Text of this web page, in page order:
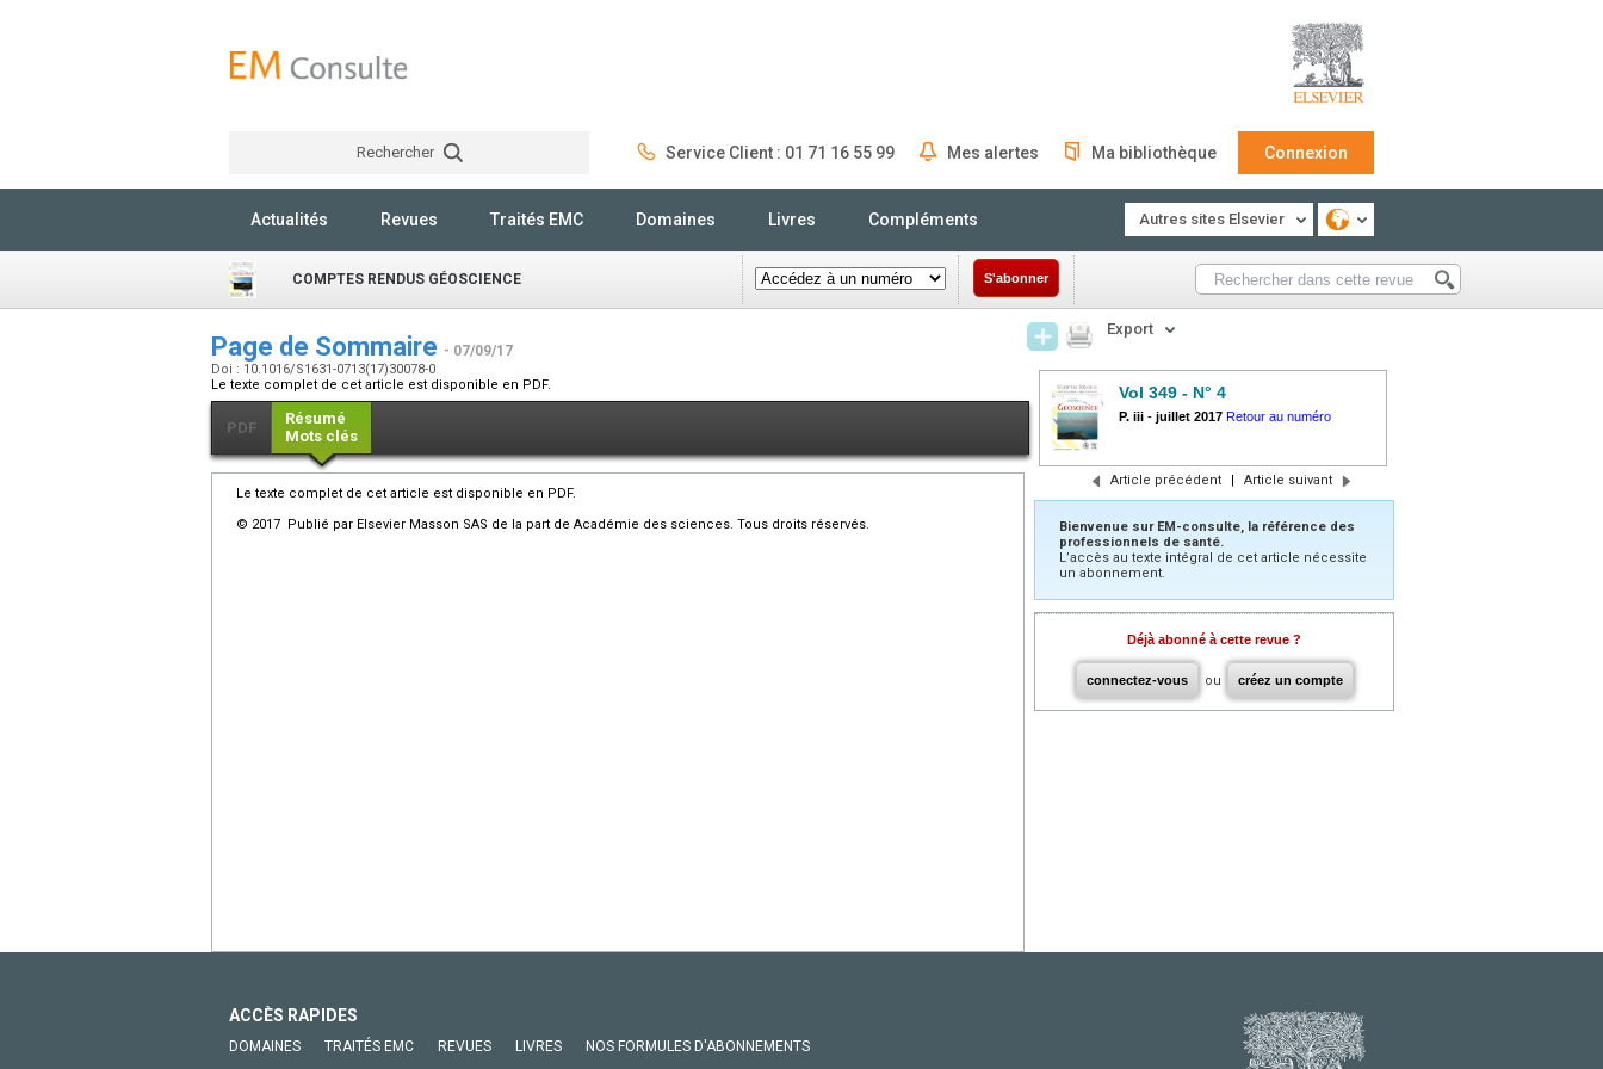
Rechercher Service Client : 01 71 16 55 99 Mes alertes Ma bibliothèque Connexion
Actualités Revues Traités EMC Domaines Livres Compléments Autres sites Elsevier
COMPTES RENDUS GÉOSCIENCE S'abonner
Page de Sommaire - 07/09/17
Doi : 10.1016/S1631-0713(17)30078-0
Le texte complet de cet article est disponible en PDF.
PDF
Résumé
Mots clés
Le texte complet de cet article est disponible en PDF.
© 2017 Publié par Elsevier Masson SAS de la part de Académie des sciences. Tous droits réservés.
Export
Vol 349 - N° 4
P. iii - juillet 2017 Retour au numéro
Article précédent | Article suivant
Bienvenue sur EM-consulte, la référence des
professionnels de santé.
L’accès au texte intégral de cet article nécessite
un abonnement.
Déjà abonné à cette revue ?
connectez-vous ou créez un compte
ACCÈS RAPIDES
DOMAINES TRAITÉS EMC REVUES LIVRES NOS FORMULES D'ABONNEMENTS